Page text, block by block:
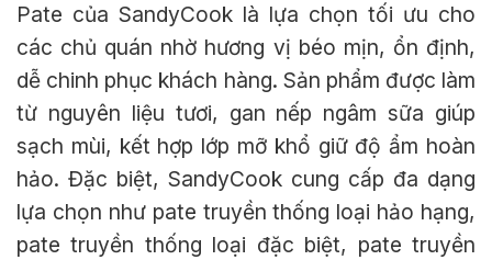
Pate của SandyCook là lựa chọn tối ưu cho
các chủ quán nhờ hương vị béo mịn, ổn định,
dễ chinh phục khách hàng. Sản phẩm được làm
từ nguyên liệu tươi, gan nếp ngâm sữa giúp
sạch mùi, kết hợp lớp mỡ khổ giữ độ ẩm hoàn
hảo. Đặc biệt, SandyCook cung cấp đa dạng
lựa chọn như pate truyền thống loại hảo hạng,
pate truyền thống loại đặc biệt, pate truyền